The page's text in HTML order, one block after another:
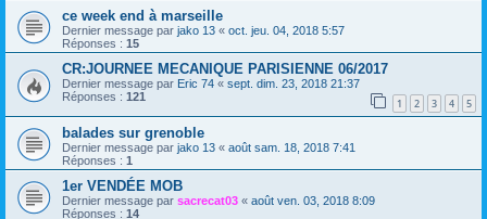
ce week end à marseille
Dernier message par jako 13 « oct. jeu. 04, 2018 5:57
Réponses : 15
CR:JOURNEE MECANIQUE PARISIENNE 06/2017
Dernier message par Eric 74 « sept. dim. 23, 2018 21:37
Réponses : 121 1 2 3 4 5
balades sur grenoble
Dernier message par jako 13 « août sam. 18, 2018 7:41
Réponses : 1
1er VENDÉE MOB
Dernier message par sacrecat03 « août ven. 03, 2018 8:09
Réponses : 14